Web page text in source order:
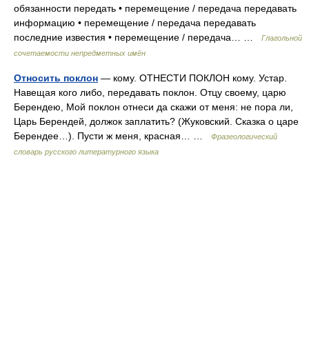
обязанности передать • перемещение / передача передавать
информацию • перемещение / передача передавать
последние известия • перемещение / передача… …
Глагольной
сочетаемости непредметных имён
Относить поклон — кому. ОТНЕСТИ ПОКЛОН кому. Устар.
Навещая кого либо, передавать поклон. Отцу своему, царю
Берендею, Мой поклон отнеси да скажи от меня: не пора ли,
Царь Берендей, должок заплатить? (Жуковский. Сказка о царе
Берендее…). Пусти ж меня, красная… …
Фразеологический
словарь русского литературного языка